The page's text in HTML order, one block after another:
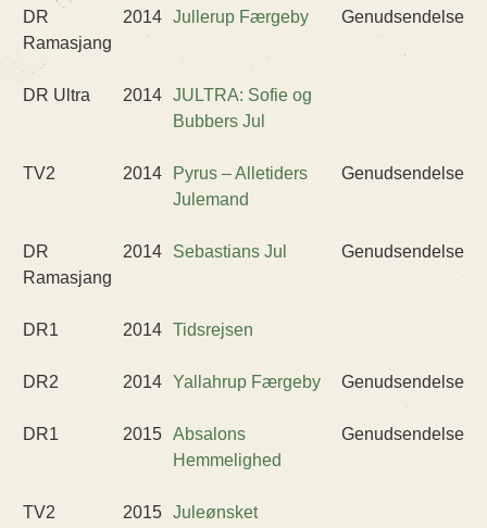
DR
Ramasjang
2014 Jullerup Færgeby Genudsendelse
DR Ultra 2014 JULTRA: Sofie og
Bubbers Jul
TV2 2014
Pyrus – Alletiders
Julemand
Genudsendelse
DR
Ramasjang
2014 Sebastians Jul Genudsendelse
DR1 2014 Tidsrejsen
DR2 2014 Yallahrup Færgeby Genudsendelse
DR1 2015 Absalons
Hemmelighed
Genudsendelse
TV2 2015 Juleønsket